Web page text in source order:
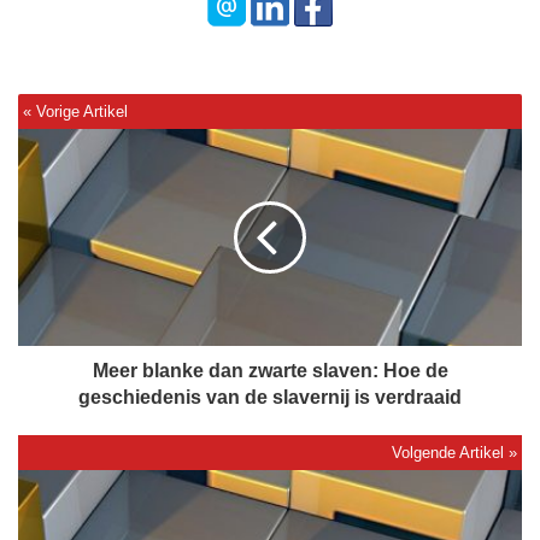
M
e
r
b
a
k
z
w
Meer blanke dan zwarte slaven: Hoe de
geschiedenis van de slavernij is verdraaid
A
r